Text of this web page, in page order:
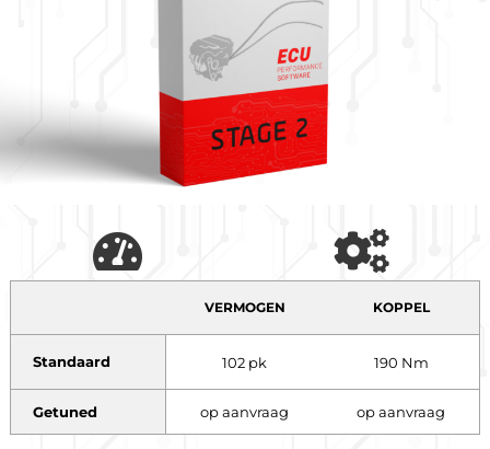
VERMOGEN KOPPEL
Standaard 102 pk 190 Nm
Getuned op aanvraag op aanvraag